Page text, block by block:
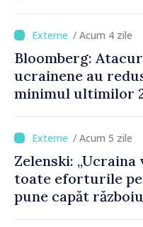
/ Acum 4 zile
Bloomberg:
ucrainene au
minimul ultimilor
Rusia
/ Acum 5 zile
Zelenski: „Ucraina
toate eforturile
pune capăt